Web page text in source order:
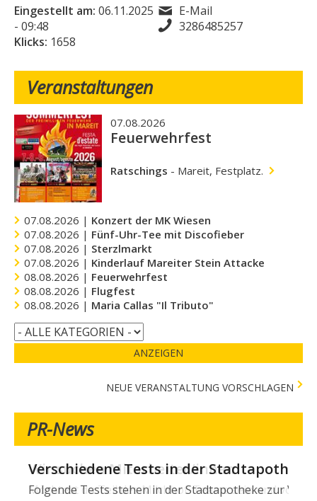
Eingestellt am: 06.11.2025
- 09:48
Klicks: 1658
E-Mail
3286485257
Veranstaltungen
07.08.2026
Feuerwehrfest
Ratschings - Mareit, Festplatz.
07.08.2026 | Konzert der MK Wiesen
07.08.2026 | Fünf-Uhr-Tee mit Discofieber
07.08.2026 | Sterzlmarkt
07.08.2026 | Kinderlauf Mareiter Stein Attacke
08.08.2026 | Feuerwehrfest
08.08.2026 | Flugfest
08.08.2026 | Maria Callas "Il Tributo"
ANZEIGEN
NEUE VERANSTALTUNG VORSCHLAGEN
PR-News
Verschiedene Tests in der
Folgende Tests stehen in der Stadtapotheke zur